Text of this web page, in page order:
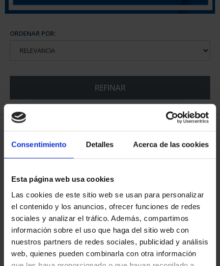
Consentimiento Detalles Acerca de las cookies
Esta página web usa cookies
Las cookies de este sitio web se usan para personalizar
el contenido y los anuncios, ofrecer funciones de redes
sociales y analizar el tráfico. Además, compartimos
información sobre el uso que haga del sitio web con
nuestros partners de redes sociales, publicidad y análisis
web, quienes pueden combinarla con otra información
ORDENAR POR:
REFINAR
5 Productos encontrados
SUSCRIPCIÓN
SUSCRIPCIÓN